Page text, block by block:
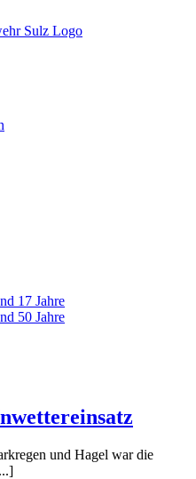
17 Jahre
50 Jahre
und Hagel war die